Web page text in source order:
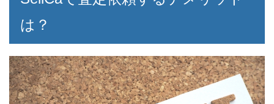
は？